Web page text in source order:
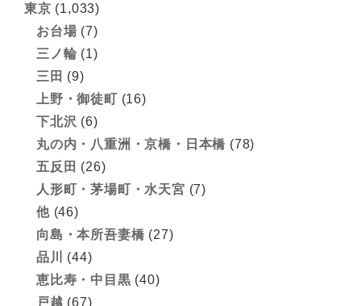
東京 (1,033)
お台場 (7)
三ノ輪 (1)
三田 (9)
上野・御徒町 (16)
下北沢 (6)
丸の内・八重洲・京橋・日本橋 (78)
五反田 (26)
人形町・茅場町・水天宮 (7)
他(46)
向島・本所吾妻橋 (27)
品川
(44)
恵比寿・中目黒 (40)
戸越 (67)